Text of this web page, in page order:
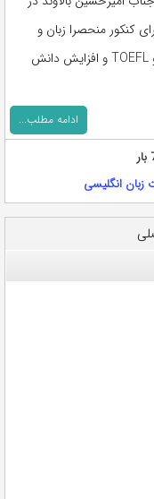
کنکور منحصرا زبان و
آزمون های معتبر زبان انگلیسی از جمله IELTS و TOEFL و افزایش دانش
ادامه مطلب...
زبان انگلیسی